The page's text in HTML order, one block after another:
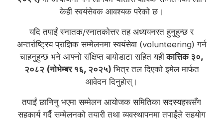
केही स्वयंसेवक आवश्यक परेको छ।
यदि तपाईं स्नातक/स्नातकोत्तर तह अध्ययनरत हुनुहुन्छ र
अन्तर्राष्ट्रिय प्राज्ञिक सम्मेलनमा स्वयंसेवा (volunteering) गर्न
चाहनुहुन्छ भने आफ्नो संक्षिप्त बायोडाटा सहित यहीकात्तिक ३०,
२०८२ (नोभेम्बर १६, २०२५)भित्र तल दिएको इमेल मार्फत
आवेदन दिनुहोस्।
तपाईं छानिनु भएमा सम्मेलन आयोजक समितिका सदस्यहरूसँग
सहकार्य गर्दै सम्मेलनको तयारी तथा व्यवस्थापनमा तपाईंले सहयोग